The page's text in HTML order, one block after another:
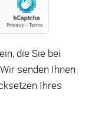
die Sie bei
senden Ihnen
Ihres